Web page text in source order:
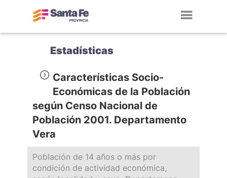
Estadísticas
Características Socio-
Económicas de la Población
según Censo Nacional de
Población 2001. Departamento
Vera
Población de 14 años o más por
condición de actividad económica,